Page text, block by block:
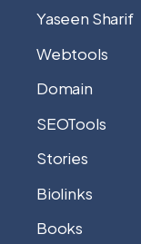
Yaseen Sharif
Webtools
Domain
SEOTools
Stories
Biolinks
Books